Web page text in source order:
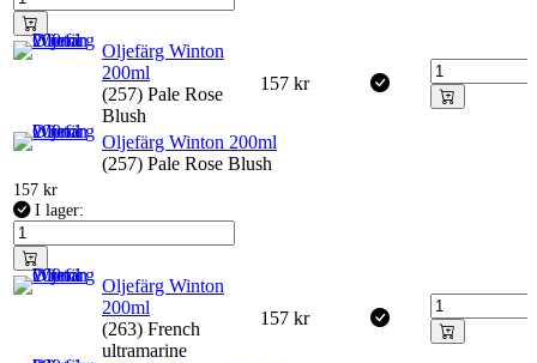
Oljefärg Winton
200ml
(257) Pale Rose
Blush
157 kr
Oljefärg Winton 200ml
(257) Pale Rose Blush
157 kr
I lager:
Oljefärg Winton
200ml
(263) French
ultramarine
157 kr